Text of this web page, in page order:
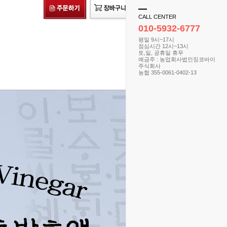
CALL CENTER
010-5932-6777
평일 9시~17시
점심시간 12시~13시
토,일, 공휴일 휴무
예금주 : 농업회사법인징코바이
주식회사
농협 355-0061-0402-13